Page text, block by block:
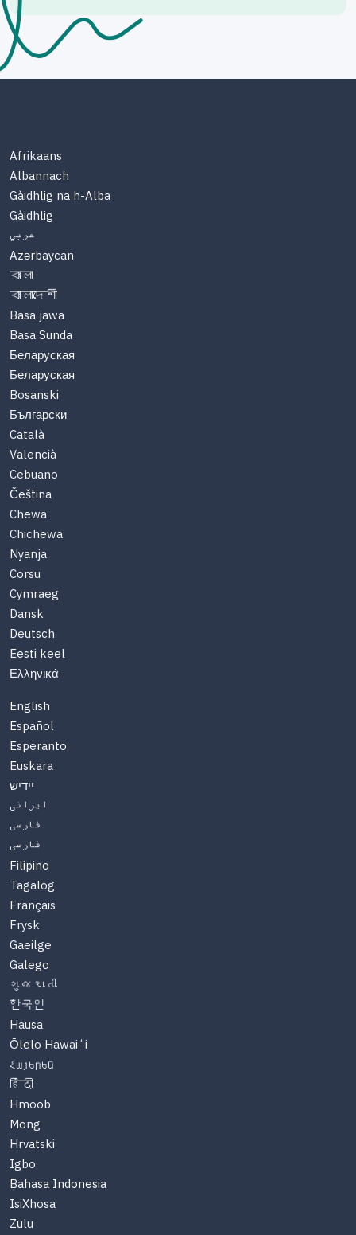
Afrikaans
Albannach
Gàidhlig na h-Alba
Gàidhlig
عربي
Azərbaycan
বাংলা
বাংলাদেশী
Basa jawa
Basa Sunda
Беларуская
Беларуская
Bosanski
Български
Català
Valencià
Cebuano
Čeština
Chewa
Chichewa
Nyanja
Corsu
Cymraeg
Dansk
Deutsch
Eesti keel
Ελληνικά
English
Español
Esperanto
Euskara
יידיש
ایرانی
فارسی
فارسی
Filipino
Tagalog
Français
Frysk
Gaeilge
Galego
ગુજરાતી
한국인
Hausa
Ōlelo Hawaiʻi
Հայերեն
हिंदी
Hmoob
Mong
Hrvatski
Igbo
Bahasa Indonesia
IsiXhosa
Zulu